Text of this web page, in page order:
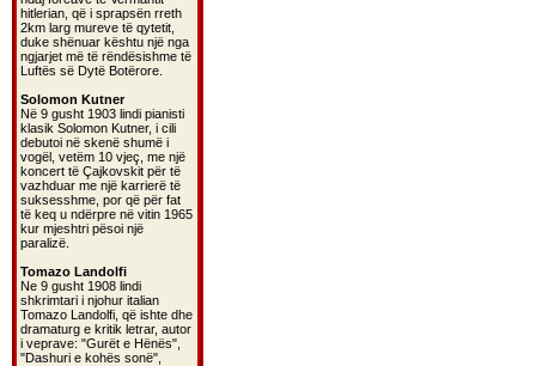
hitlerian, që i sprapsën rreth
2km larg mureve të qytetit,
duke shënuar kështu një nga
ngjarjet më të rëndësishme të
Luftës së Dytë Botërore.
Solomon Kutner
Në 9 gusht 1903 lindi pianisti
klasik Solomon Kutner, i cili
debutoi në skenë shumë i
vogël, vetëm 10 vjeç, me një
koncert të Çajkovskit për të
vazhduar me një karrierë të
suksesshme, por që për fat
të keq u ndërpre në vitin 1965
kur mjeshtri pësoi një
paralizë.
Tomazo Landolfi
Ne 9 gusht 1908 lindi
shkrimtari i njohur italian
Tomazo Landolfi, që ishte dhe
dramaturg e kritik letrar, autor
i veprave: "Gurët e Hënës",
"Dashuri e kohës sonë",